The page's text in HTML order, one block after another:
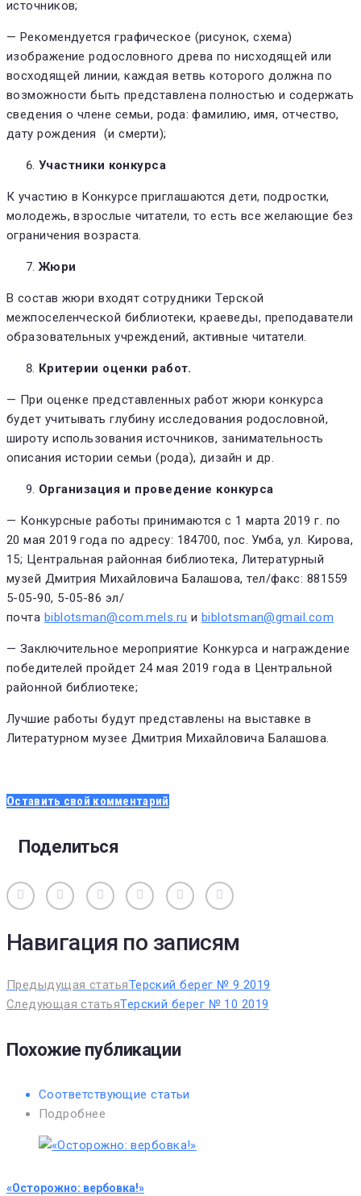
источников;
— Рекомендуется графическое (рисунок, схема)
изображение родословного древа по нисходящей или
восходящей линии, каждая ветвь которого должна по
возможности быть представлена полностью и содержать
сведения о члене семьи, рода: фамилию, имя, отчество,
дату рождения (и смерти);
Участники конкурса
К участию в Конкурсе приглашаются дети, подростки,
молодежь, взрослые читатели, то есть все желающие без
ограничения возраста.
Жюри
В состав жюри входят сотрудники Терской
межпоселенческой библиотеки, краеведы, преподаватели
образовательных учреждений, активные читатели.
Критерии оценки работ.
— При оценке представленных работ жюри конкурса
будет учитывать глубину исследования родословной,
широту использования источников, занимательность
описания истории семьи (рода), дизайн и др.
Организация и проведение конкурса
— Конкурсные работы принимаются с 1 марта 2019 г. по
20 мая 2019 года по адресу: 184700, пос. Умба, ул. Кирова,
15; Центральная районная библиотека, Литературный
музей Дмитрия Михайловича Балашова, тел/факс: 881559
5-05-90, 5-05-86 эл/
почта biblotsman@com.mels.ru и biblotsman@gmail.com
— Заключительное мероприятие Конкурса и награждение
победителей пройдет 24 мая 2019 года в Центральной
районной библиотеке;
Лучшие работы будут представлены на выставке в
Литературном музее Дмитрия Михайловича Балашова.
Оставить свой комментарий
Поделиться
ВконтактеОдноклассники
FacebookTwitter Google+
Навигация по записям
Предыдущая статьяТерский берег № 9 2019
Следующая статьяТерский берег № 10 2019
Похожие публикации
Соответствующие статьи
Подробнее
«Осторожно: вербовка!»